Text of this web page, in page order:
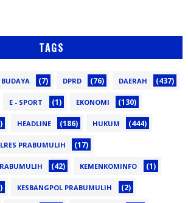
TAGS
BUDAYA (7) DPRD (76) DAERAH (437)
E - SPORT (1) EKONOMI (130)
HEADLINE (186) HUKUM (444)
PRABUMULIH (17)
(42) KEMENKOMINFO (1)
KESBANGPOL PRABUMULIH (2)